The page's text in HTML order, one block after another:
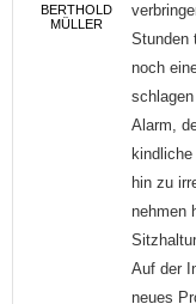
BERTHOLD
MÜLLER
Stunden
noch
Alarm,
hin zu
nehmen
Auf der
neues